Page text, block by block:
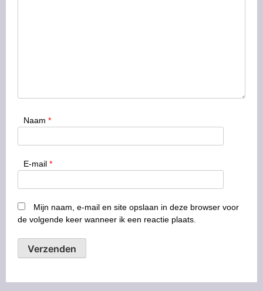
Naam *
E-mail *
Mijn naam, e-mail en site opslaan in deze browser voor
de volgende keer wanneer ik een reactie plaats.